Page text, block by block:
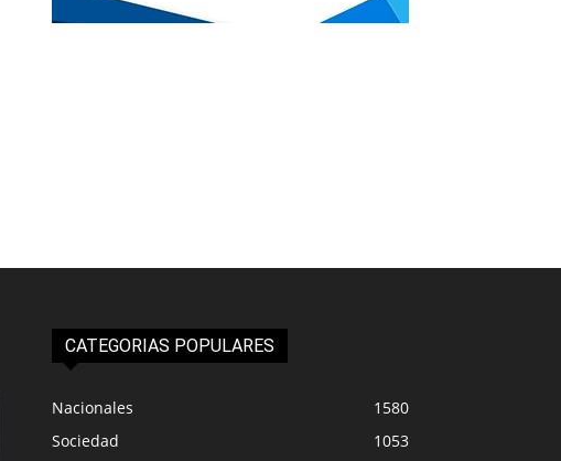
CATEGORIAS POPULARES
Nacionales
1580
Sociedad
1053